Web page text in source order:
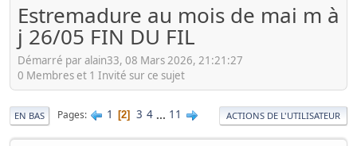
Estremadure au mois de mai m à
j 26/05 FIN DU FIL
Démarré par alain33, 08 Mars 2026, 21:21:27
0 Membres et 1 Invité sur ce sujet
EN BAS Pages 1 2 3 4 ... 11 ACTIONS DE L'UTILISATEUR